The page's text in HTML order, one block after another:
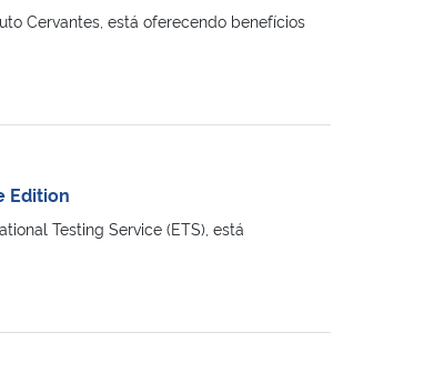
Cervantes, está oferecendo benefícios
Edition
Testing Service (ETS), está